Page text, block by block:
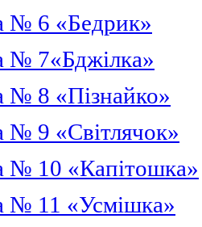
№ 6 «Бедрик»
№ 7«Бджілка»
№ 8 «Пізнайко»
№ 9 «Світлячок»
№ 10 «Капітошка»
№ 11 «Усмішка»